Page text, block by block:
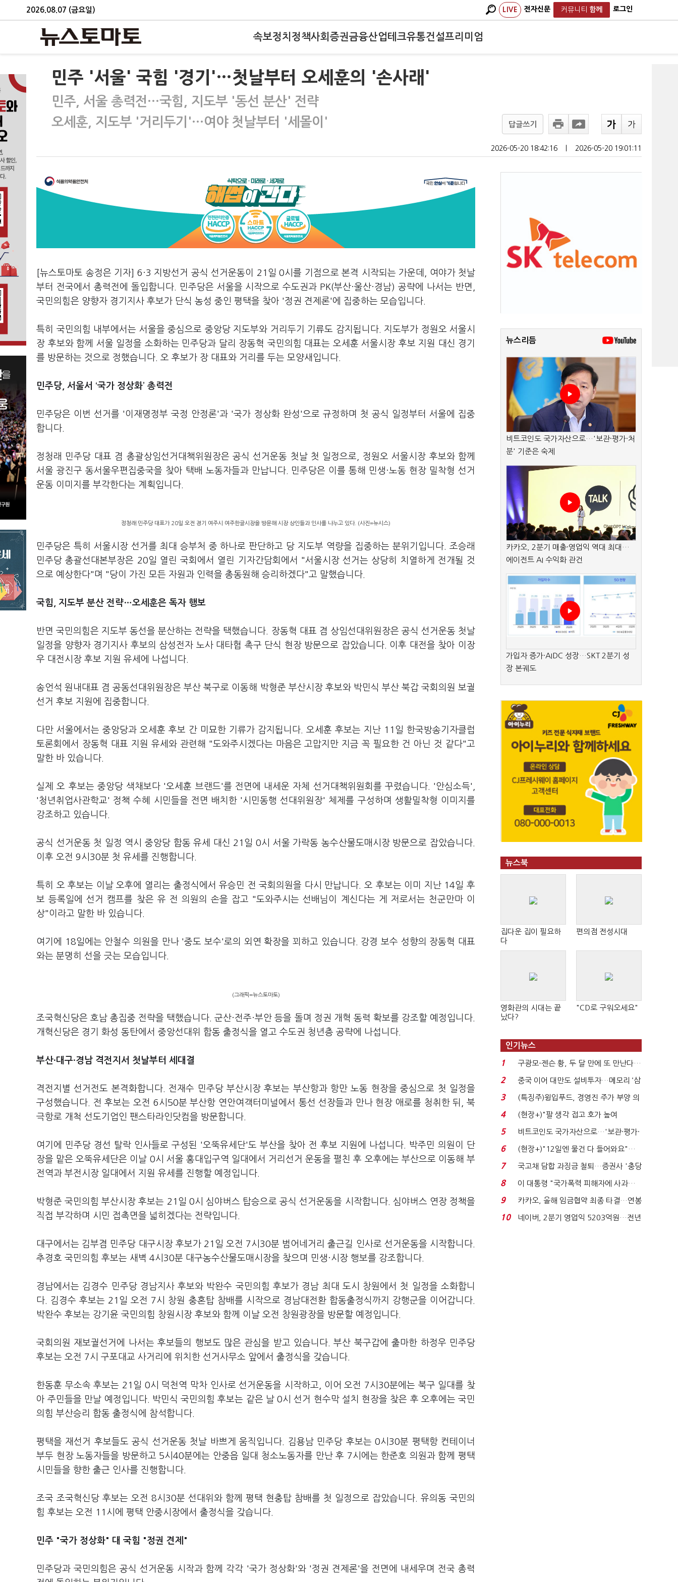
2026.08.07 (금요일) LIVE 전자신문 커뮤니티 함께 로그인
속보정치 정책사회 증권금융산업테크유통건설프리미엄
민주 '서울' 국힘 '경기'…첫날부터 오세훈의 '손사래'
민주, 서울 총력전…국힘, 지도부 '동선 분산' 전략
오세훈, 지도부 '거리두기'…여야 첫날부터 '세몰이'
답글쓰기
2026-05-20 18:42:16 2026-05-20 19:01:11
[뉴스토마토 송정은 기자] 6·3 지방선거 공식 선거운동이 21일 0시를 기점으로 본격 시작되는 가운데, 여야가 첫날
부터 전국에서 총력전에 돌입합니다. 민주당은 서울을 시작으로 수도권과 PK(부산·울산·경남) 공략에 나서는 반면,
국민의힘은 양향자 경기지사 후보가 단식 농성 중인 평택을 찾아 '정권 견제론'에 집중하는 모습입니다.
특히 국민의힘 내부에서는 서울을 중심으로 중앙당 지도부와 거리두기 기류도 감지됩니다. 지도부가 정원오 서울시
장 후보와 함께 서울 일정을 소화하는 민주당과 달리 장동혁 국민의힘 대표는 오세훈 서울시장 후보 지원 대신 경기
를 방문하는 것으로 정했습니다. 오 후보가 장 대표와 거리를 두는 모양새입니다.
민주당, 서울서 ‘국가 정상화’ 총력전
민주당은 이번 선거를 '이재명정부 국정 안정론'과 '국가 정상화 완성'으로 규정하며 첫 공식 일정부터 서울에 집중
합니다.
정청래 민주당 대표 겸 총괄상임선거대책위원장은 공식 선거운동 첫날 첫 일정으로, 정원오 서울시장 후보와 함께
서울 광진구 동서울우편집중국을 찾아 택배 노동자들과 만납니다. 민주당은 이를 통해 민생·노동 현장 밀착형 선거
운동 이미지를 부각한다는 계획입니다.
정청래 민주당 대표가 20일 오전 경기 여주시 여주한글시장을 방문해 시장 상인들과 인사를 나누고 있다. (사진=뉴시스)
민주당은 특히 서울시장 선거를 최대 승부처 중 하나로 판단하고 당 지도부 역량을 집중하는 분위기입니다. 조승래
민주당 총괄선대본부장은 20일 열린 국회에서 열린 기자간담회에서 "서울시장 선거는 상당히 치열하게 전개될 것
으로 예상한다"며 "당이 가진 모든 자원과 인력을 총동원해 승리하겠다"고 말했습니다.
국힘, 지도부 분산 전략…오세훈은 독자 행보
반면 국민의힘은 지도부 동선을 분산하는 전략을 택했습니다. 장동혁 대표 겸 상임선대위원장은 공식 선거운동 첫날
일정을 양향자 경기지사 후보의 삼성전자 노사 대타협 촉구 단식 현장 방문으로 잡았습니다. 이후 대전을 찾아 이장
우 대전시장 후보 지원 유세에 나섭니다.
송언석 원내대표 겸 공동선대위원장은 부산 북구로 이동해 박형준 부산시장 후보와 박민식 부산 북갑 국회의원 보궐
선거 후보 지원에 집중합니다.
다만 서울에서는 중앙당과 오세훈 후보 간 미묘한 기류가 감지됩니다. 오세훈 후보는 지난 11일 한국방송기자클럽
토론회에서 장동혁 대표 지원 유세와 관련해 "도와주시겠다는 마음은 고맙지만 지금 꼭 필요한 건 아닌 것 같다"고
말한 바 있습니다.
실제 오 후보는 중앙당 색채보다 '오세훈 브랜드'를 전면에 내세운 자체 선거대책위원회를 꾸렸습니다. '안심소득',
'청년취업사관학교' 정책 수혜 시민들을 전면 배치한 '시민동행 선대위원장' 체제를 구성하며 생활밀착형 이미지를
강조하고 있습니다.
공식 선거운동 첫 일정 역시 중앙당 합동 유세 대신 21일 0시 서울 가락동 농수산물도매시장 방문으로 잡았습니다.
이후 오전 9시30분 첫 유세를 진행합니다.
특히 오 후보는 이날 오후에 열리는 출정식에서 유승민 전 국회의원을 다시 만납니다. 오 후보는 이미 지난 14일 후
보 등록일에 선거 캠프를 찾은 유 전 의원의 손을 잡고 "도와주시는 선배님이 계신다는 게 저로서는 천군만마 이
상"이라고 말한 바 있습니다.
여기에 18일에는 안철수 의원을 만나 '중도 보수'로의 외연 확장을 꾀하고 있습니다. 강경 보수 성향의 장동혁 대표
와는 분명히 선을 긋는 모습입니다.
(그래픽=뉴스토마토)
조국혁신당은 호남 총집중 전략을 택했습니다. 군산·전주·부안 등을 돌며 정권 개혁 동력 확보를 강조할 예정입니다.
개혁신당은 경기 화성 동탄에서 중앙선대위 합동 출정식을 열고 수도권 청년층 공략에 나섭니다.
부산·대구·경남 격전지서 첫날부터 세대결
격전지별 선거전도 본격화합니다. 전재수 민주당 부산시장 후보는 부산항과 항만 노동 현장을 중심으로 첫 일정을
구성했습니다. 전 후보는 오전 6시50분 부산항 연안여객터미널에서 통선 선장들과 만나 현장 애로를 청취한 뒤, 북
극항로 개척 선도기업인 팬스타라인닷컴을 방문합니다.
여기에 민주당 경선 탈락 인사들로 구성된 '오뚝유세단'도 부산을 찾아 전 후보 지원에 나섭니다. 박주민 의원이 단
장을 맡은 오뚝유세단은 이날 0시 서울 홍대입구역 일대에서 거리선거 운동을 펼친 후 오후에는 부산으로 이동해 부
전역과 부전시장 일대에서 지원 유세를 진행할 예정입니다.
박형준 국민의힘 부산시장 후보는 21일 0시 심야버스 탑승으로 공식 선거운동을 시작합니다. 심야버스 연장 정책을
직접 부각하며 시민 접촉면을 넓히겠다는 전략입니다.
대구에서는 김부겸 민주당 대구시장 후보가 21일 오전 7시30분 범어네거리 출근길 인사로 선거운동을 시작합니다.
추경호 국민의힘 후보는 새벽 4시30분 대구농수산물도매시장을 찾으며 민생·시장 행보를 강조합니다.
경남에서는 김경수 민주당 경남지사 후보와 박완수 국민의힘 후보가 경남 최대 도시 창원에서 첫 일정을 소화합니
다. 김경수 후보는 21일 오전 7시 창원 충혼탑 참배를 시작으로 경남대전환 합동출정식까지 강행군을 이어갑니다.
박완수 후보는 강기윤 국민의힘 창원시장 후보와 함께 이날 오전 창원광장을 방문할 예정입니다.
국회의원 재보궐선거에 나서는 후보들의 행보도 많은 관심을 받고 있습니다. 부산 북구갑에 출마한 하정우 민주당
후보는 오전 7시 구포대교 사거리에 위치한 선거사무소 앞에서 출정식을 갖습니다.
한동훈 무소속 후보는 21일 0시 덕천역 막차 인사로 선거운동을 시작하고, 이어 오전 7시30분에는 북구 일대를 찾
아 주민들을 만날 예정입니다. 박민식 국민의힘 후보는 같은 날 0시 선거 현수막 설치 현장을 찾은 후 오후에는 국민
의힘 부산승리 합동 출정식에 참석합니다.
평택을 재선거 후보들도 공식 선거운동 첫날 바쁘게 움직입니다. 김용남 민주당 후보는 0시30분 평택항 컨테이너
부두 현장 노동자들을 방문하고 5시40분에는 안중읍 일대 청소노동자를 만난 후 7시에는 한준호 의원과 함께 평택
시민들을 향한 출근 인사를 진행합니다.
조국 조국혁신당 후보는 오전 8시30분 선대위와 함께 평택 현충탑 참배를 첫 일정으로 잡았습니다. 유의동 국민의
힘 후보는 오전 11시에 평택 안중시장에서 출정식을 갖습니다.
민주 "국가 정상화" 대 국힘 "정권 견제"
민주당과 국민의힘은 공식 선거운동 시작과 함께 각각 '국가 정상화'와 '정권 견제론'을 전면에 내세우며 전국 총력
뉴스리듬
비트코인도 국가자산으로…'보관·평가·처
분' 기준은 숙제
카카오, 2분기 매출·영업익 역대 최대…
에이전트 AI 수익화 관건
가입자 증가·AIDC 성장…SKT 2분기 성
장 본궤도
뉴스북
집다운 집이 필요하
다
편의점 전성시대
영화관의 시대는 끝
났다?
"CD로 구워오세요"
인기뉴스
1
구광모-젠슨 황, 두 달 만에 또 만난다…
로봇·AI 등 논...
2
중국 이어 대만도 설비투자…메모리 ‘삼
국전쟁’
3
(특징주)윙입푸드, 경영진 주가 부양 의
지에 상한가...
4
(현장+)"팔 생각 접고 호가 높여
요"…'덜 똘똘한 한 채' 20...
5
비트코인도 국가자산으로…'보관·평가·
처분' 기준은 ...
6
(현장+)"12일엔 물건 다 들어와요"…
빈 매대 채우며 문 연 ...
7
국고채 담합 과징금 철퇴…증권사 '충당
금 폭탄' 우려...
8
이 대통령 "국가폭력 피해자에 사과…
적극적 조사로 진...
9
카카오, 올해 임금협약 최종 타결…연봉
6.3% 인상·격려...
10
네이버, 2분기 영업익 5203억원…전년